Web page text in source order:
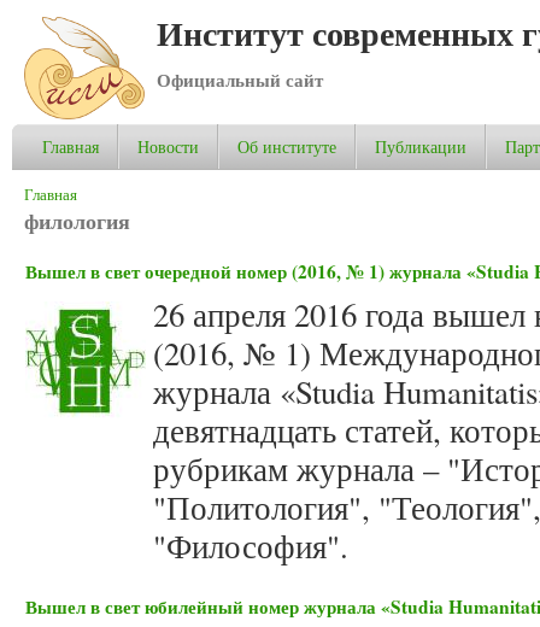
Институт современных
Официальный сайт
Главная Новости Об институте Публикации
Вы здесь
Главная
филология
Вышел в свет очередной номер (2016, № 1) журнала «Studia
26 апреля 2016 года
(2016, № 1)
журнала «Studia
девятнадцать статей,
рубрикам журнала –
"Политология",
"Философия".
Вышел в свет юбилейный номер журнала «Studia